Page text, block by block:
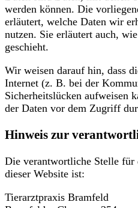
werden können. Die
erläutert, welche Daten wir
nutzen. Sie erläutert auch,
geschieht.
Wir weisen darauf hin, dass
Internet (z. B. bei der
Sicherheitslücken aufweisen
der Daten vor dem Zugriff
Hinweis zur
Die verantwortliche Stelle für
dieser Website ist:
Tierarztpraxis Bramfeld